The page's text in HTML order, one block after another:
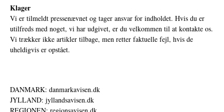
Klager
Vi er tilmeldt pressenævnet og tager ansvar for indholdet. Hvis du er
utilfreds med noget, vi har udgivet, er du velkommen til at kontakte os.
Vi trækker ikke artikler tilbage, men retter faktuelle fejl, hvis de
uheldigvis er opstået.
DANMARK: danmarkavisen.dk
JYLLAND: jyllandsavisen.dk